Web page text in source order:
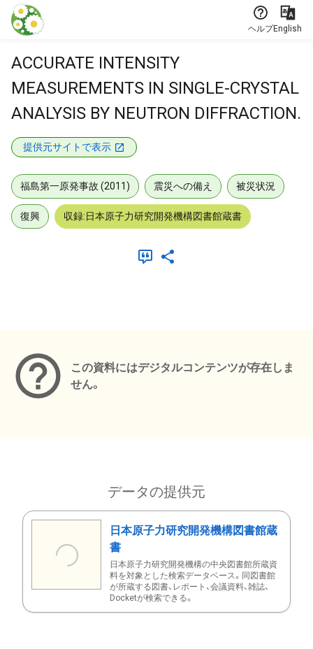
本文に飛ぶ
ヘルプEnglish
ACCURATE INTENSITY
MEASUREMENTS IN SINGLE-CRYSTAL
ANALYSIS BY NEUTRON DIFFRACTION.
提供元サイトで表示
福島第一原発事故 (2011) 震災への備え 被災状況
復興 収録:日本原子力研究開発機構図書館蔵書
この資料にはデジタルコンテンツが存在しま
せん。
データの提供元
日本原子力研究開発機構図書館蔵
書
日本原子力研究開発機構の中央図書館所蔵資
料を対象とした検索データベース。同図書館
が所蔵する図書、レポート、会議資料、雑誌、
Docketが検索できる。